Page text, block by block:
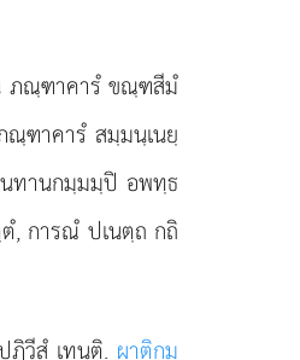
ภณฺฑาคารํ ขณฺฑสีมํ
ฑาคารํ สมฺมนฺเนยฺ
ทานกมฺมมฺปิ อพทฺธ
, การณํ ปเนตฺถ กถิ
วีสํ เทนฺติ. ผาติกมฺ